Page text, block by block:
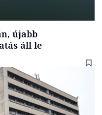
újabb
áll le